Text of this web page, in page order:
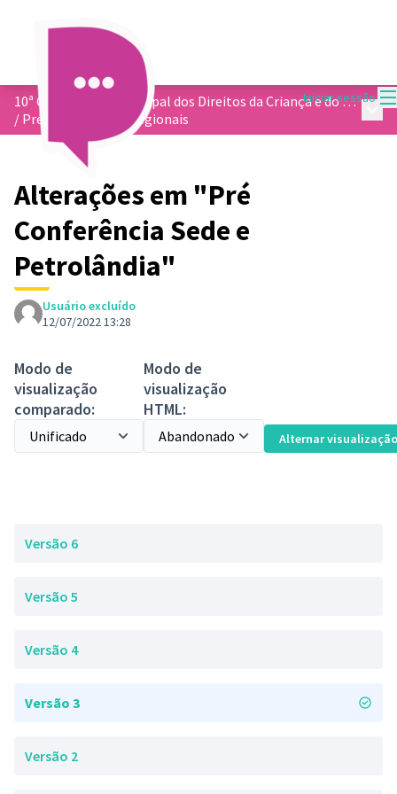
Iniciar sessão
10ª Conferência Municipal dos Direitos da Criança e do Adolescentes
/ Pré Conferências Regionais
Alterações em "Pré
Conferência Sede e
Petrolândia"
Usuário excluído
12/07/2022 13:28
Modo de
visualização
comparado:
Modo de
visualização
HTML:
Alternar visualização
Versão 6
Versão 5
Versão 4
Versão 3
Versão 2